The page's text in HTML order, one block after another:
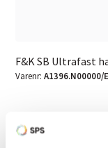
F&K SB Ultrafast
Varenr:A1396.N00000/